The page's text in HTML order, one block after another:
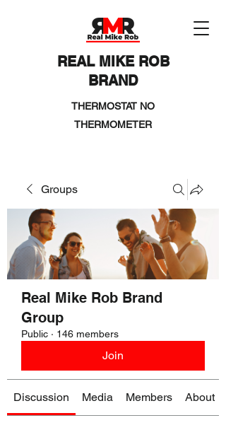
REAL MIKE ROB
BRAND
THERMOSTAT NO
THERMOMETER
Groups
Real Mike Rob Brand
Group
Public · 146 members
Join
Discussion Media Members About